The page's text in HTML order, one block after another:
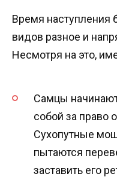
Время наступления
видов разное и
Несмотря на это,
Самцы
собой за право
Сухопутные
пытаются
заставить его